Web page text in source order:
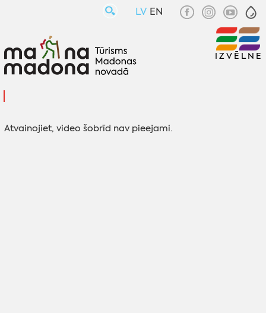
LV EN
IZVĒLNE
Atvainojiet, video šobrīd nav pieejami.